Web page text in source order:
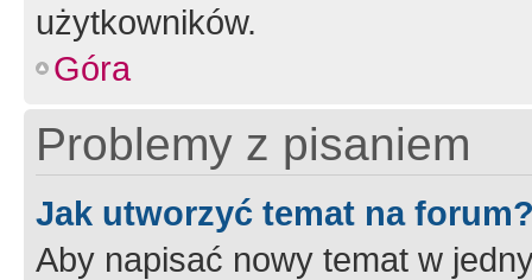
użytkowników.
Góra
Problemy z pisaniem
Jak utworzyć temat na
Aby napisać nowy temat w